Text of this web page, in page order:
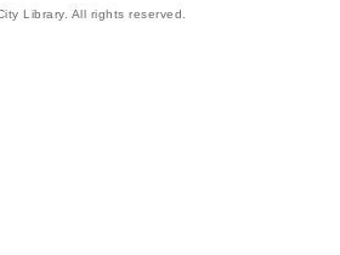
Library. All rights reserved.